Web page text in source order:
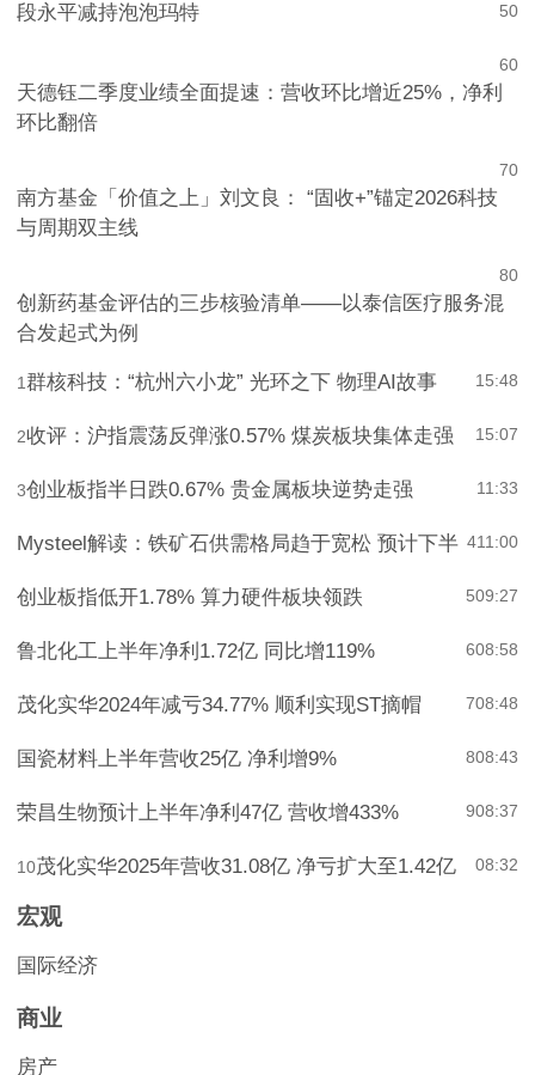
0
5
段永平减持泡泡玛特
0
6
天德钰二季度业绩全面提速：营收环比增近25%，净利
环比翻倍
0
7
南方基金「价值之上」刘文良： “固收+”锚定2026科技
与周期双主线
0
8
创新药基金评估的三步核验清单——以泰信医疗服务混
合发起式为例
15:48
1群核科技：“杭州六小龙” 光环之下 物理AI故事
15:07
2收评：沪指震荡反弹涨0.57% 煤炭板块集体走强
11:33
3创业板指半日跌0.67% 贵金属板块逆势走强
11:00
4
Mysteel解读：铁矿石供需格局趋于宽松 预计下半
09:27
5
创业板指低开1.78% 算力硬件板块领跌
08:58
6
鲁北化工上半年净利1.72亿 同比增119%
08:48
7
茂化实华2024年减亏34.77% 顺利实现ST摘帽
08:43
8
国瓷材料上半年营收25亿 净利增9%
08:37
9
荣昌生物预计上半年净利47亿 营收增433%
08:32
10茂化实华2025年营收31.08亿 净亏扩大至1.42亿
宏观
国际经济
商业
房产